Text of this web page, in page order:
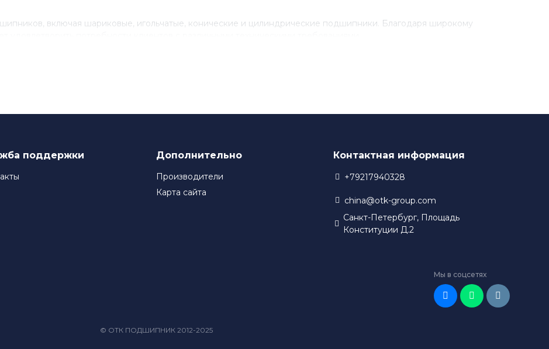
включая шариковые, игольчатые, конические и цилиндрические подшипники. Благодаря широкому
поддержки Дополнительно
Производители
Карта сайта
Контактная информация
+79217940328
china@otk-group.com
Санкт-Петербург, Площадь
Конституции Д.2
Мы в соцсетях
© ОТК ПОДШИПНИК 2012-2025